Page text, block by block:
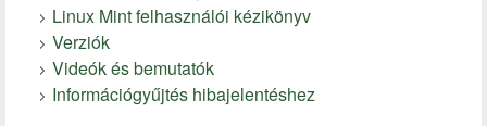
Linux Mint felhasználói kézikönyv
Verziók
Videók és bemutatók
Információgyűjtés hibajelentéshez